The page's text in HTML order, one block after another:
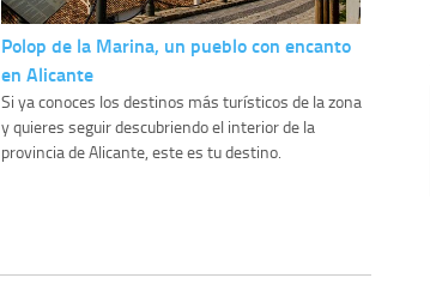
Polop de la Marina, un pueblo con encanto
en Alicante
Si ya conoces los destinos más turísticos de la zona
y quieres seguir descubriendo el interior de la
provincia de Alicante, este es tu destino.